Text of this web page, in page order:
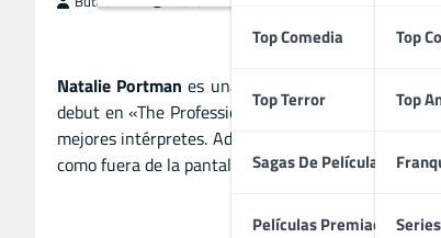
Top Comedia
Top Terror
Sagas De Películas
Películas Premiadas
Top
Top
Natalie Portman es una de las actrices más
debut en «The Professional» a una exitosa
mejores intérpretes. Además de su trabajo como
como fuera de la pantalla.